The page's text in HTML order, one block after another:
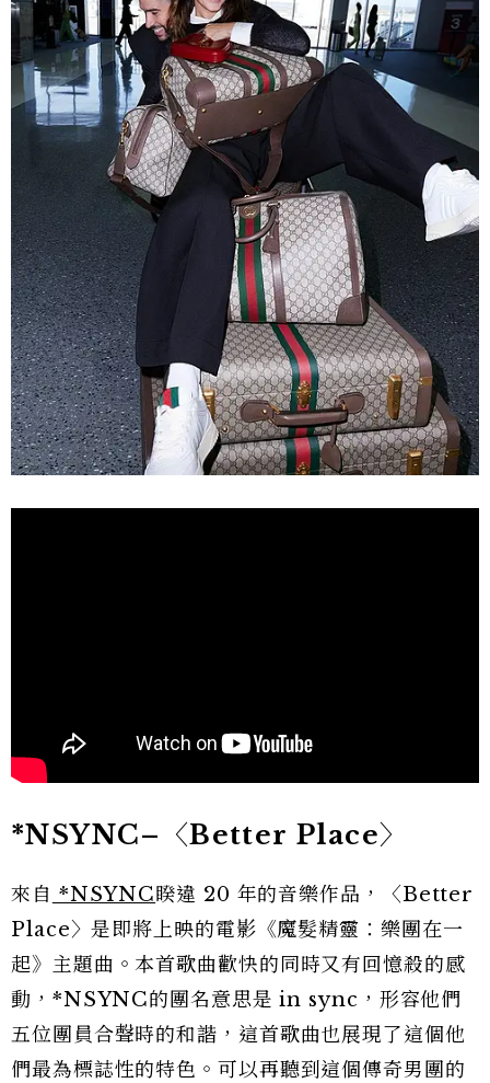
*NSYNC– 〈Better Place〉
來自 *NSYNC睽違 20 年的音樂作品，〈Better
Place〉是即將上映的電影《魔髮精靈：樂團在一
起》主題曲。本首歌曲歡快的同時又有回憶殺的感
動，*NSYNC的團名意思是 in sync，形容他們
五位團員合聲時的和諧，這首歌曲也展現了這個他
們最為標誌性的特色。可以再聽到這個傳奇男團的